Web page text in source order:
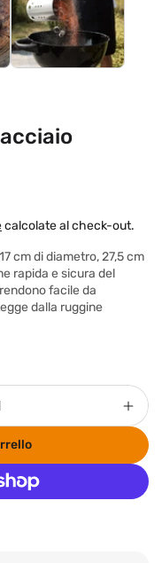
calcolate al check-out.
cm di diametro, 27,5 cm
rapida e sicura del
facile da
dalla ruggine
per